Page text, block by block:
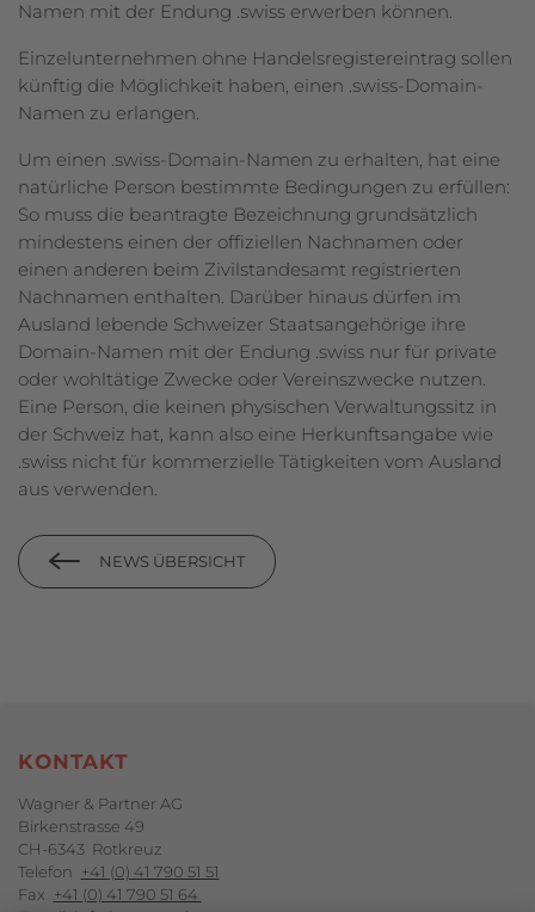
Namen mit der Endung .swiss erwerben können.
Einzelunternehmen ohne Handelsregistereintrag sollen
künftig die Möglichkeit haben, einen .swiss-Domain-
Namen zu erlangen.
Um einen .swiss-Domain-Namen zu erhalten, hat eine
natürliche Person bestimmte Bedingungen zu erfüllen:
So muss die beantragte Bezeichnung grundsätzlich
mindestens einen der offiziellen Nachnamen oder
einen anderen beim Zivilstandesamt registrierten
Nachnamen enthalten. Darüber hinaus dürfen im
Ausland lebende Schweizer Staatsangehörige ihre
Domain-Namen mit der Endung .swiss nur für private
oder wohltätige Zwecke oder Vereinszwecke nutzen.
Eine Person, die keinen physischen Verwaltungssitz in
der Schweiz hat, kann also eine Herkunftsangabe wie
.swiss nicht für kommerzielle Tätigkeiten vom Ausland
aus verwenden.
NEWS ÜBERSICHT
Footerbereich
KONTAKT
Wagner & Partner AG
Birkenstrasse 49
CH-6343 Rotkreuz
Telefon +41 (0) 41 790 51 51
Fax +41 (0) 41 790 51 64